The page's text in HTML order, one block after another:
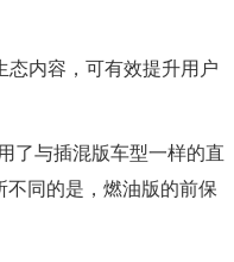
态内容，可有效提升用户
了与插混版车型一样的直
同的是，燃油版的前保